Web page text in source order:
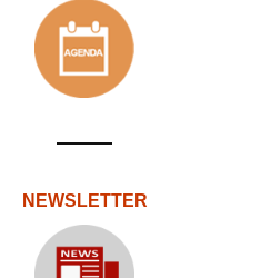
NEWSLETTER